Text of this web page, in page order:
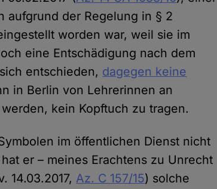
aufgrund der Regelung in § 2
worden war, weil sie im
eine Entschädigung nach dem
entschieden, dagegen keine
in Berlin von Lehrerinnen an
kein Kopftuch zu tragen.
im öffentlichen Dienst nicht
er – meines Erachtens zu Unrecht
14.03.2017,Az. C 157/15) solche